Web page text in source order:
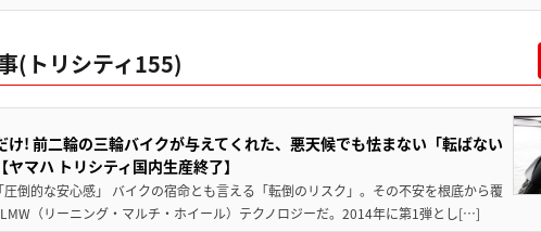
(トリシティ155)
け! 前二輪の三輪バイクが与えてくれた、悪天候でも怯まない「転ばない
マハ トリシティ国内生産終了】
倒的な安心感」 バイクの宿命とも言える「転倒のリスク」。その不安を根底から覆
（リーニング・マルチ・ホイール）テクノロジーだ。2014年に第1弾とし[…]